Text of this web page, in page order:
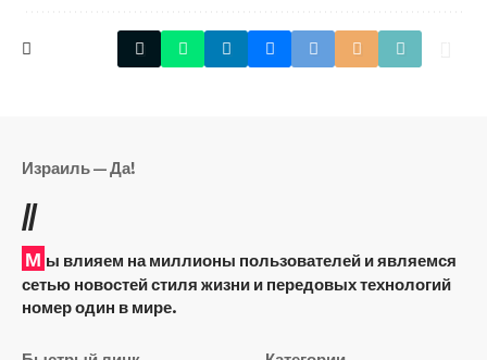
Израиль — Да!
//
М ы влияем на миллионы пользователей и являемся
сетью новостей стиля жизни и передовых технологий
номер один в мире.